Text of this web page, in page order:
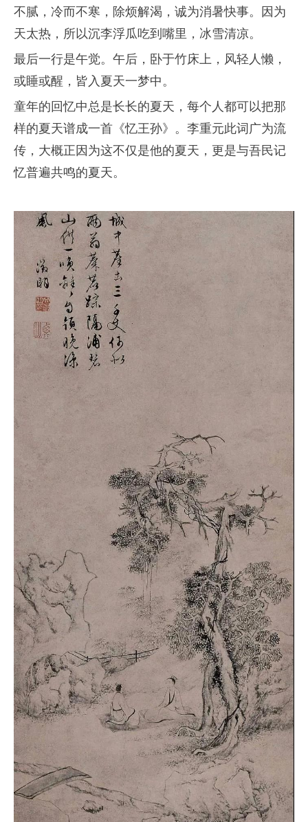
不腻，冷而不寒，除烦解渴，诚为消暑快事。因为
天太热，所以沉李浮瓜吃到嘴里，冰雪清凉。
最后一行是午觉。午后，卧于竹床上，风轻人懒，
或睡或醒，皆入夏天一梦中。
童年的回忆中总是长长的夏天，每个人都可以把那
样的夏天谱成一首《忆王孙》。李重元此词广为流
传，大概正因为这不仅是他的夏天，更是与吾民记
忆普遍共鸣的夏天。